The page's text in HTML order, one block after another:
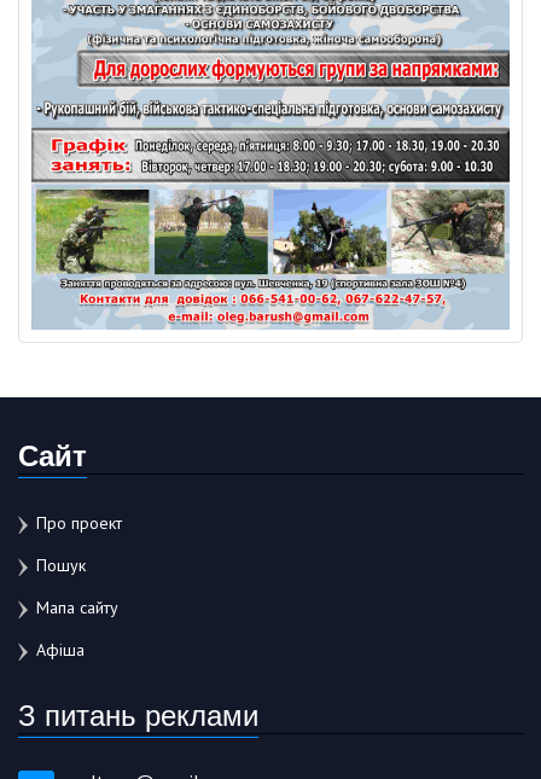
Сайт
Про проект
Пошук
Мапа сайту
Афіша
З питань реклами